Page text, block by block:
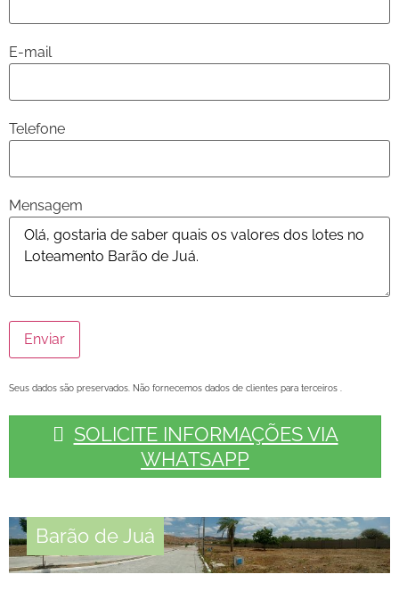
E-mail
Telefone
Mensagem
Seus dados são preservados. Não fornecemos dados de clientes para terceiros .
SOLICITE INFORMAÇÕES VIA
WHATSAPP
Barão de Juá